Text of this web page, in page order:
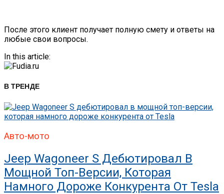
После этого клиент получает полную смету и ответы на
любые свои вопросы.
In this article:
В ТРЕНДЕ
Авто-мото
Jeep Wagoneer S Дебютировал В
Мощной Топ-Версии, Которая
Намного Дороже Конкурента От Tesla